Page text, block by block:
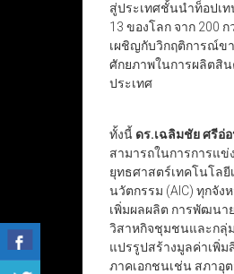
สู่ประเทศชั้นนำท็อปเ
13 ของโลก จาก 200
เผชิญกับวิกฤติการณ์ข
ศักยภาพในการผลิตสิ
ประเทศ
ทั้งนี้ ดร.เฉลิมชัย ศรีอ่
สามารถในการการแ
ยุทธศาสตร์เทคโนโลยี
นวัตกรรม (AIC) ทุกจัง
เพิ่มผลผลิต การพัฒนา
วิสาหกิจชุมชนและกลุ่
แปรรูปสร้างมูลค่าเพิ่
ภาคเอกชนเช่น สภาอุ